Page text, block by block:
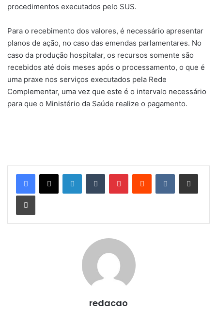
procedimentos executados pelo SUS.
Para o recebimento dos valores, é necessário apresentar
planos de ação, no caso das emendas parlamentares. No
caso da produção hospitalar, os recursos somente são
recebidos até dois meses após o processamento, o que é
uma praxe nos serviços executados pela Rede
Complementar, uma vez que este é o intervalo necessário
para que o Ministério da Saúde realize o pagamento.
redacao